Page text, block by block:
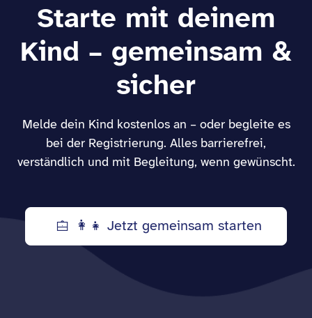
Starte mit deinem
Kind – gemeinsam &
sicher
Melde dein Kind kostenlos an – oder begleite es
bei der Registrierung. Alles barrierefrei,
verständlich und mit Begleitung, wenn gewünscht.
👩‍👧 Jetzt gemeinsam starten